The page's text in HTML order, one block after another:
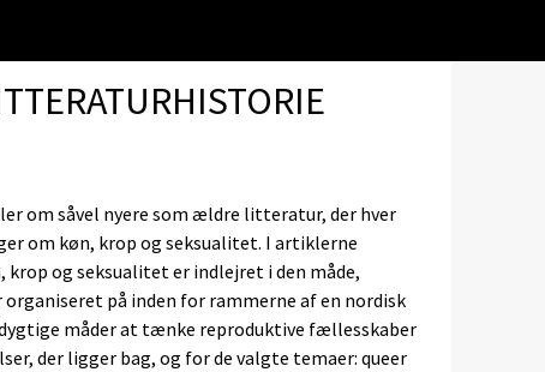
om såvel nyere som ældre litteratur, der hver
om køn, krop og seksualitet. I artiklerne
og seksualitet er indlejret i den måde,
på inden for rammerne af en nordisk
måder at tænke reproduktive fællesskaber
der ligger bag, og for de valgte temaer: queer